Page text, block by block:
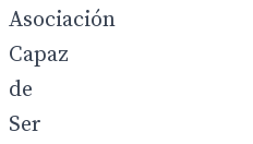
Asociación
Capaz
de
Ser